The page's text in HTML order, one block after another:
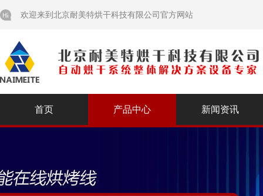
欢迎来到北京耐美特烘干科技有限公司官方网站
首页 产品中心 新闻资讯